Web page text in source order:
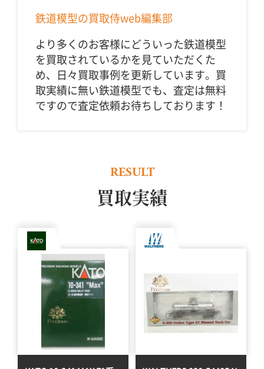
鉄道模型の買取侍web編集部
より多くのお客様にどういった鉄道模型
を買取されているかを見ていただくた
め、日々買取事例を更新しています。買
取実績に無い鉄道模型でも、査定は無料
ですので査定依頼お待ちしております！
RESULT
買取実績